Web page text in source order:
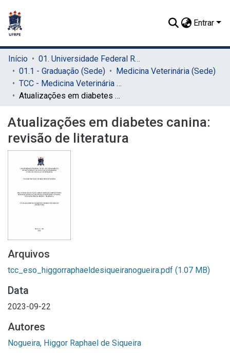
Entrar
Início
01. Universidade Federal Rural de Pernambuco - UFRPE (Sede)
01.1 - Graduação (Sede)
Medicina Veterinária (Sede)
TCC - Medicina Veterinária (Sede)
Atualizações em diabetes canina: revisão de literatura
Atualizações em diabetes canina:
revisão de literatura
Arquivos
tcc_eso_higgorraphaeldesiqueiranogueira.pdf (1.07 MB)
Data
2023-09-22
Autores
Nogueira, Higgor Raphael de Siqueira